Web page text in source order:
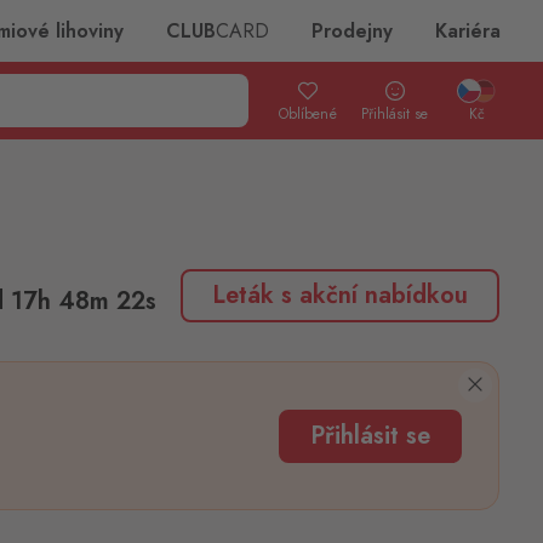
lihoviny CLUBCARD Prodejny Kariéra
Oblíbené Přihlásit se Kč
17h 48m 22s Leták s akční nabídkou
Přihlásit se